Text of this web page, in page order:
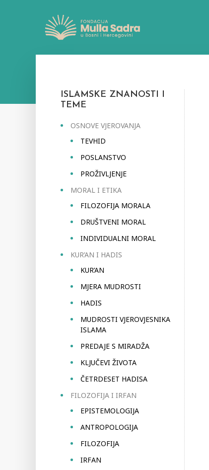
ISLAMSKE ZNANOSTI I
TEME
OSNOVE VJEROVANJA
TEVHID
POSLANSTVO
PROŽIVLJENJE
MORAL I ETIKA
FILOZOFIJA MORALA
DRUŠTVENI MORAL
INDIVIDUALNI MORAL
KUR’AN I HADIS
KUR’AN
MJERA MUDROSTI
HADIS
MUDROSTI VJEROVJESNIKA
ISLAMA
PREDAJE S MIRADŽA
KLJUČEVI ŽIVOTA
ČETRDESET HADISA
FILOZOFIJA I IRFAN
EPISTEMOLOGIJA
ANTROPOLOGIJA
FILOZOFIJA
IRFAN